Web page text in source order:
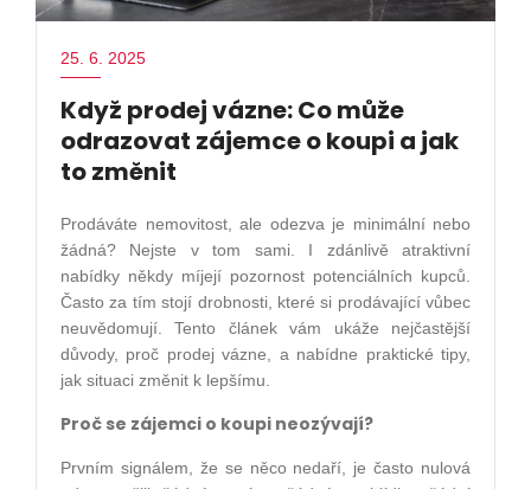
25. 6. 2025
Když prodej vázne: Co může
odrazovat zájemce o koupi a jak
to změnit
Prodáváte nemovitost, ale odezva je minimální nebo
žádná? Nejste v tom sami. I zdánlivě atraktivní
nabídky někdy míjejí pozornost potenciálních kupců.
Často za tím stojí drobnosti, které si prodávající vůbec
neuvědomují. Tento článek vám ukáže nejčastější
důvody, proč prodej vázne, a nabídne praktické tipy,
jak situaci změnit k lepšímu.
Proč se zájemci o koupi neozývají?
Prvním signálem, že se něco nedaří, je často nulová